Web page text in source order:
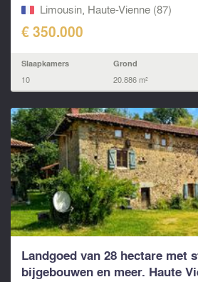
Limousin, Haute-Vienne (87)
€ 350.000
Slaapkamers
10
Grond
20.886 m²
Landgoed van 28 hectare met
bijgebouwen en meer. Haute